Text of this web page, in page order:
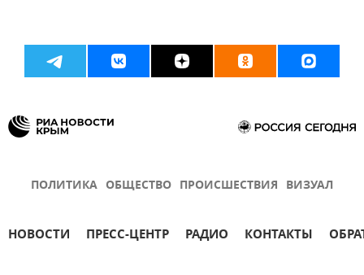
ПОЛИТИКА ОБЩЕСТВО ПРОИСШЕСТВИЯ ВИЗУАЛ
НОВОСТИ ПРЕСС-ЦЕНТР РАДИО КОНТАКТЫ